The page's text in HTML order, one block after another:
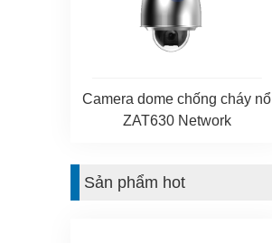
Camera dome chống cháy nổ
ZAT630 Network
Sản phẩm hot